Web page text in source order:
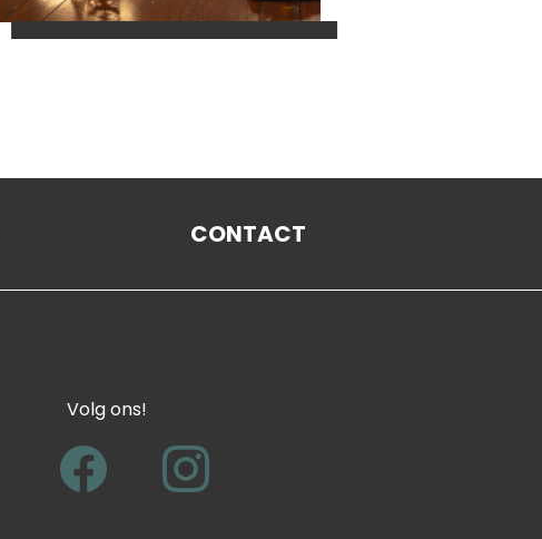
CONTACT
Volg ons!